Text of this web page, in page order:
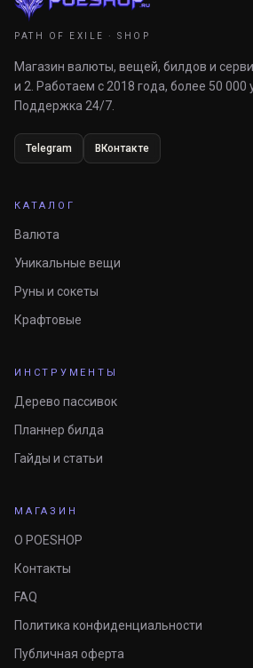
PATH OF EXILE · SHOP
Магазин валюты, вещей, билдов и
и 2. Работаем с 2018 года, более 50 000
Поддержка 24/7.
Telegram ВКонтакте
КАТАЛОГ
Валюта
Уникальные вещи
Руны и сокеты
Крафтовые
ИНСТРУМЕНТЫ
Дерево пассивок
Планнер билда
Гайды и статьи
МАГАЗИН
О POESHOP
Контакты
FAQ
Политика конфиденциальности
Публичная оферта